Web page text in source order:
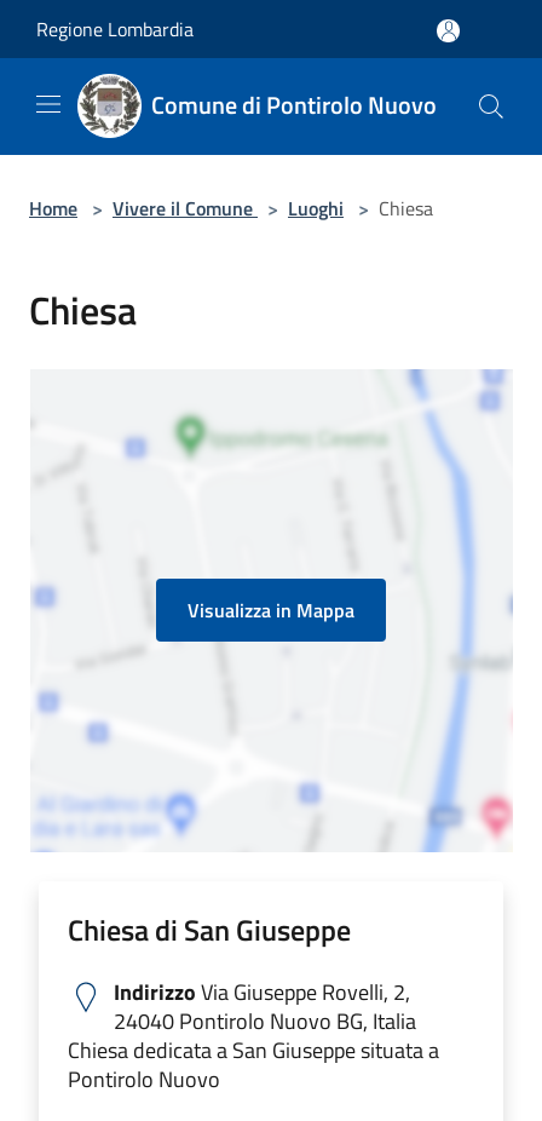
Regione Lombardia
Comune di Pontirolo Nuovo
Home > Vivere il Comune > Luoghi > Chiesa
Chiesa
Visualizza in Mappa
Chiesa di San Giuseppe
IndirizzoVia Giuseppe Rovelli, 2,
24040 Pontirolo Nuovo BG, Italia
Chiesa dedicata a San Giuseppe situata a
Pontirolo Nuovo